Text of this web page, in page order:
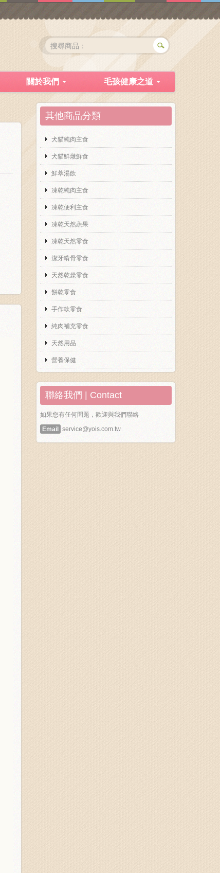
關於我們 毛孩健康之道
其他商品分類
犬貓純肉主食
犬貓鮮燉鮮食
鮮萃湯飲
凍乾純肉主食
凍乾便利主食
凍乾天然蔬果
凍乾天然零食
潔牙啃骨零食
天然乾燥零食
餅乾零食
手作軟零食
純肉補充零食
天然用品
營養保健
聯絡我們 | Contact
如果您有任何問題，歡迎與我們聯絡
Email
service@yois.com.tw